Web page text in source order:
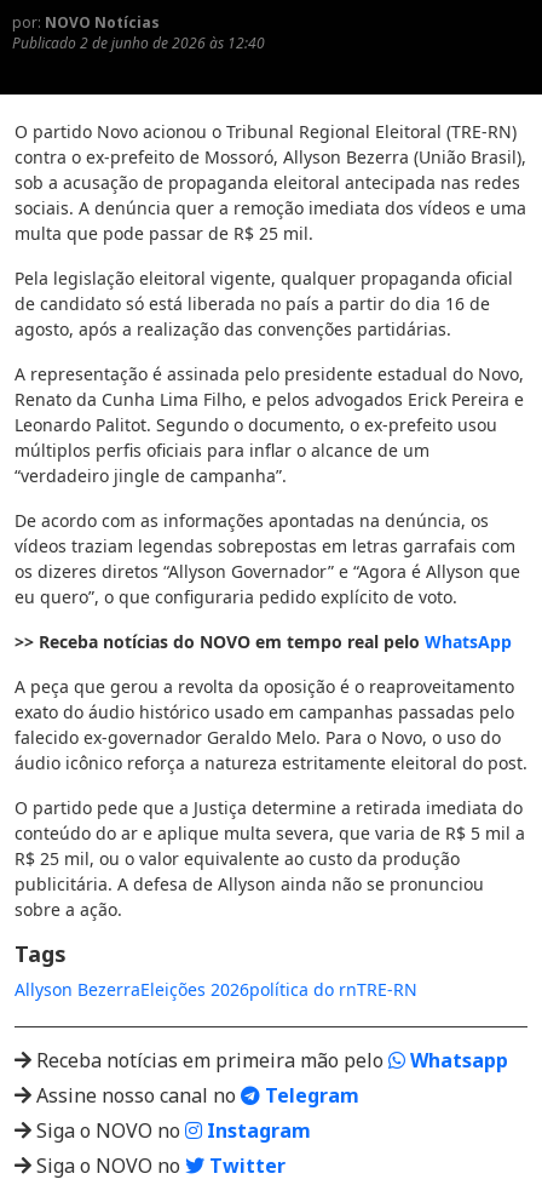
por: NOVO Notícias
Publicado 2 de junho de 2026 às 12:40
O partido Novo acionou o Tribunal Regional Eleitoral (TRE-RN)
contra o ex-prefeito de Mossoró, Allyson Bezerra (União Brasil),
sob a acusação de propaganda eleitoral antecipada nas redes
sociais. A denúncia quer a remoção imediata dos vídeos e uma
multa que pode passar de R$ 25 mil.
Pela legislação eleitoral vigente, qualquer propaganda oficial
de candidato só está liberada no país a partir do dia 16 de
agosto, após a realização das convenções partidárias.
A representação é assinada pelo presidente estadual do Novo,
Renato da Cunha Lima Filho, e pelos advogados Erick Pereira e
Leonardo Palitot. Segundo o documento, o ex-prefeito usou
múltiplos perfis oficiais para inflar o alcance de um
“verdadeiro jingle de campanha”.
De acordo com as informações apontadas na denúncia, os
vídeos traziam legendas sobrepostas em letras garrafais com
os dizeres diretos “Allyson Governador” e “Agora é Allyson que
eu quero”, o que configuraria pedido explícito de voto.
>> Receba notícias do NOVO em tempo real pelo WhatsApp
A peça que gerou a revolta da oposição é o reaproveitamento
exato do áudio histórico usado em campanhas passadas pelo
falecido ex-governador Geraldo Melo. Para o Novo, o uso do
áudio icônico reforça a natureza estritamente eleitoral do post.
O partido pede que a Justiça determine a retirada imediata do
conteúdo do ar e aplique multa severa, que varia de R$ 5 mil a
R$ 25 mil, ou o valor equivalente ao custo da produção
publicitária. A defesa de Allyson ainda não se pronunciou
sobre a ação.
Tags
Allyson BezerraEleições 2026política do rnTRE-RN
Receba notícias em primeira mão pelo
Whatsapp
Assine nosso canal no
Telegram
Siga o NOVO no
Instagram
Siga o NOVO no
Twitter